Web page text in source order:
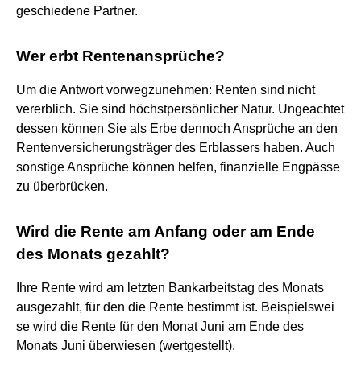
geschiedene Partner.
Wer erbt Rentenansprüche?
Um die Antwort vorwegzunehmen: Renten sind nicht
vererblich. Sie sind höchstpersönlicher Natur. Ungeachtet
dessen können Sie als Erbe dennoch Ansprüche an den
Rentenversicherungsträger des Erblassers haben. Auch
sonstige Ansprüche können helfen, finanzielle Engpässe
zu überbrücken.
Wird die Rente am Anfang oder am Ende
des Monats gezahlt?
Ihre Rente wird am letzten Bankarbeitstag des Monats
ausgezahlt, für den die Rente bestimmt ist. Beispielswei
se wird die Rente für den Monat Juni am Ende des
Monats Juni überwiesen (wertgestellt).